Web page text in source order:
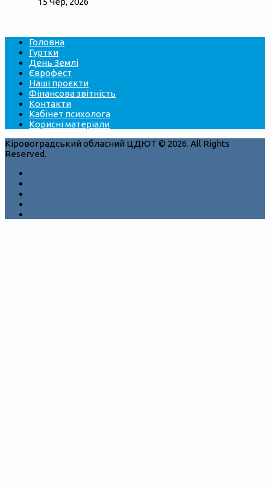
Головна
Гуртки
День Землі
Єврофест
Наші проєкти
Фінансова звітність
Контакти
Кабінет психолога
Корисні матеріали
Кіровоградський обласний ЦДЮТ © 2026. All Rights
Reserved.